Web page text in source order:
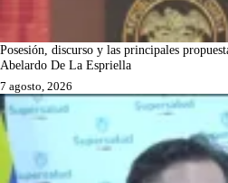
Posesión, discurso y las principales
Abelardo De La Espriella
7 agosto, 2026